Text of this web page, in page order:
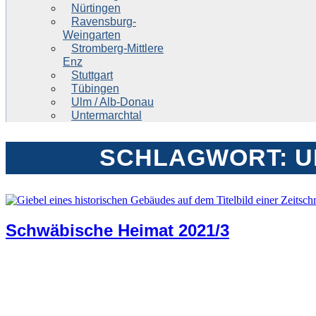
Nürtingen
Ravensburg-
Weingarten
Stromberg-Mittlere
Enz
Stuttgart
Tübingen
Ulm / Alb-Donau
Untermarchtal
SCHLAGWORT:
Schwäbische Heimat 2021/3